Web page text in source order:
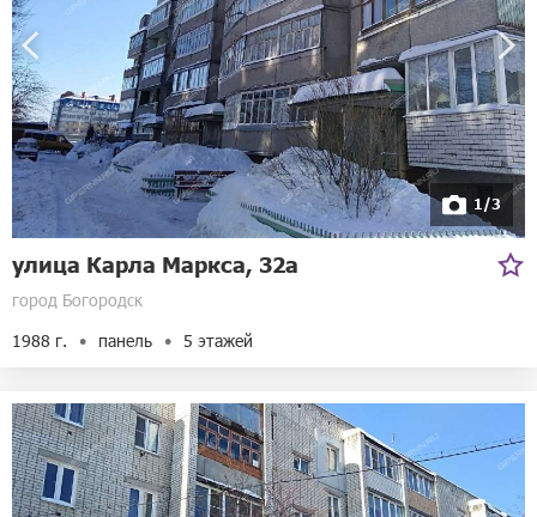
1/3
улица Карла Маркса, 32а
город Богородск
1988 г.
панель 5 этажей